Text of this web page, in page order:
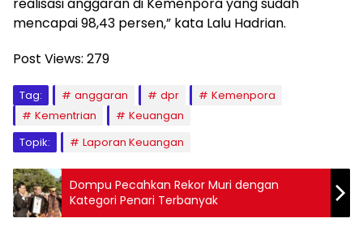
realisasi anggaran di Kemenpora yang sudah
mencapai 98,43 persen,” kata Lalu Hadrian.
Post Views: 279
Tag: anggaran dpr
Kemenpora
Kementrian
Keuangan
Topik:
Laporan Keuangan
Dompu Pecahkan Rekor Muri dengan
Kategori Penari Terbanyak